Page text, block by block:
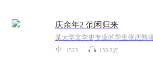
庆余年2 范闲归来
1523 133.2万